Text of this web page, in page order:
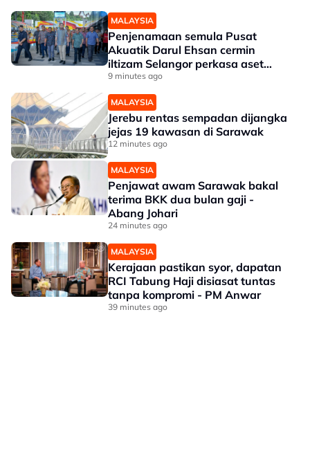
MALAYSIA
Penjenamaan semula Pusat
Akuatik Darul Ehsan cermin
iltizam Selangor perkasa aset
awam - Amirudin
9 minutes ago
MALAYSIA
Jerebu rentas sempadan dijangka
jejas 19 kawasan di Sarawak
12 minutes ago
MALAYSIA
Penjawat awam Sarawak bakal
terima BKK dua bulan gaji -
Abang Johari
24 minutes ago
MALAYSIA
Kerajaan pastikan syor, dapatan
RCI Tabung Haji disiasat tuntas
tanpa kompromi - PM Anwar
39 minutes ago